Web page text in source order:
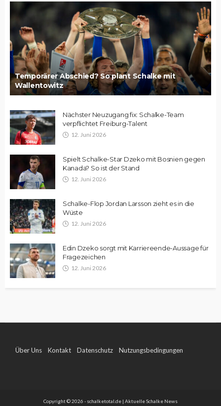
Temporärer Abschied? So plant Schalke mit
Wallentowitz
Nächster Neuzugang fix: Schalke-Team
verpflichtet Freiburg-Talent
12. Juni 2026
Spielt Schalke-Star Dzeko mit Bosnien gegen
Kanada? So ist der Stand
12. Juni 2026
Schalke-Flop Jordan Larsson zieht es in die
Wüste
12. Juni 2026
Edin Dzeko sorgt mit Karriereende-Aussage für
Fragezeichen
12. Juni 2026
Über Uns Kontakt Datenschutz Nutzungsbedingungen
Copyright © 2026 - schalketotal.de | Aktuelle Schalke News